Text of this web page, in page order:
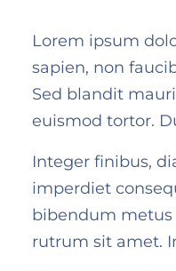
Lorem ipsum
sapien, non
Sed blandit
euismod tortor.
Integer finibus,
imperdiet
bibendum metus
rutrum sit amet.